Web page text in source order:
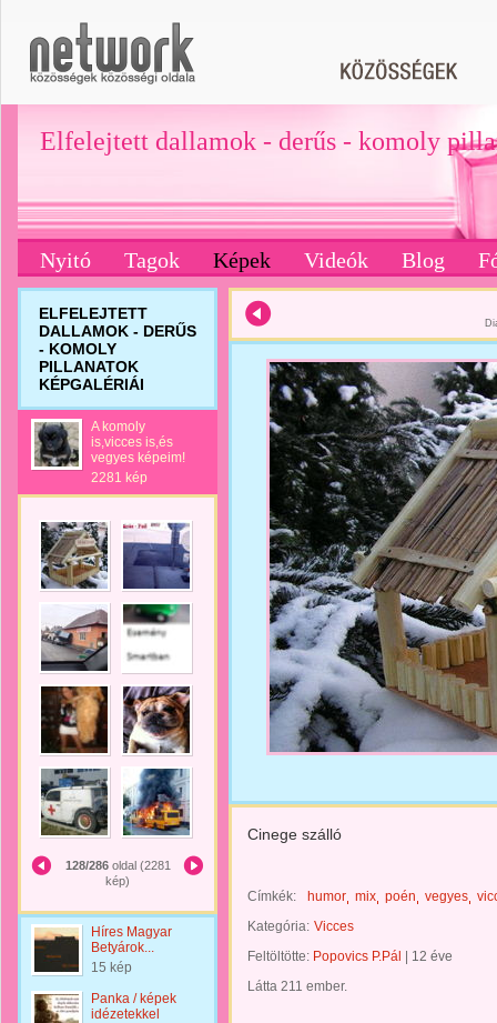
Elfelejtett dallamok - derűs - komoly
Nyitó Tagok Képek Videók Blog
ELFELEJTETT
DALLAMOK - DERŰS
- KOMOLY
PILLANATOK
KÉPGALÉRIÁI
A komoly
is,vicces is,és
vegyes képeim!
2281 kép
128/286oldal (2281
kép)
Híres Magyar
Betyárok...
15 kép
Panka / képek
idézetekkel
Cinege szálló
Címkék: humor mix poén vegyes
Kategória: Vicces
Feltöltötte: Popovics P.Pál
12 éve
Látta 211 ember.